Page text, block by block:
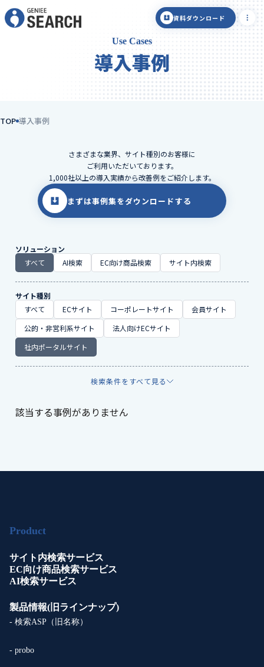
資料ダウンロード
Use Cases
導入事例
TOP 導入事例
さまざまな業界、サイト種別のお客様に
ご利用いただいております。
1,000社以上の導入実績から改善例をご紹介します。
まずは事例集をダウンロードする
ソリューション
すべて
AI検索 EC向け商品検索 サイト内検索
サイト種別
すべて
ECサイト コーポレートサイト
会員サイト
公的・非営利系サイト
法人向けECサイト
社内ポータルサイト
検索条件をすべて見る
該当する事例がありません
Product
サイト内検索サービス
EC向け商品検索サービス
AI検索サービス
製品情報(旧ラインナップ)
- 検索ASP（旧名称）
- probo